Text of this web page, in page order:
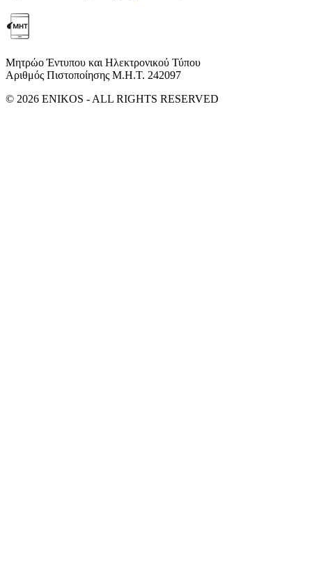
Μητρώο Έντυπου και Ηλεκτρονικού Τύπου
Αριθμός Πιστοποίησης Μ.Η.Τ. 242097
© 2026 ENIKOS - ALL RIGHTS RESERVED